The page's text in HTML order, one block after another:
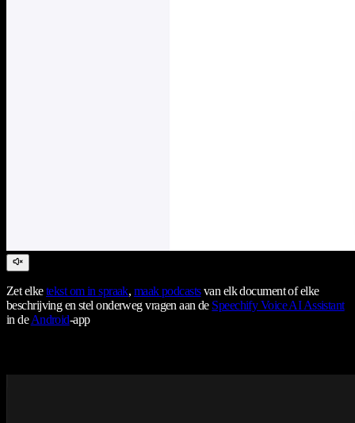
Zet elketekst om in spraak, maak podcastsvan elk document of elke
beschrijving en stel onderweg vragen aan de Speechify Voice AI Assistant
in deAndroid-app